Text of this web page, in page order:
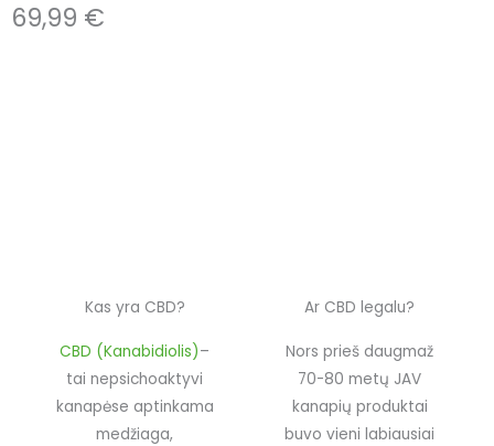
69,99 €
Kas yra CBD?
CBD (Kanabidiolis)–
tai nepsichoaktyvi
kanapėse aptinkama
medžiaga,
Ar CBD legalu?
Nors prieš daugmaž
70-80 metų JAV
kanapių produktai
buvo vieni labiausiai